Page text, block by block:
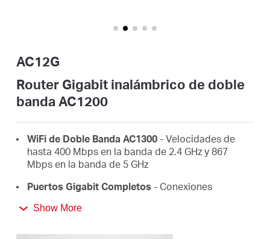
AC12G
Router Gigabit inalámbrico de doble
banda AC1200
WiFi de Doble Banda AC1300- Velocidades de
hasta 400 Mbps en la banda de 2.4 GHz y 867
Mbps en la banda de 5 GHz
Puertos Gigabit Completos - Conexiones
incluyendo consolas de juegos, PCs, Smart TVs y
Show More